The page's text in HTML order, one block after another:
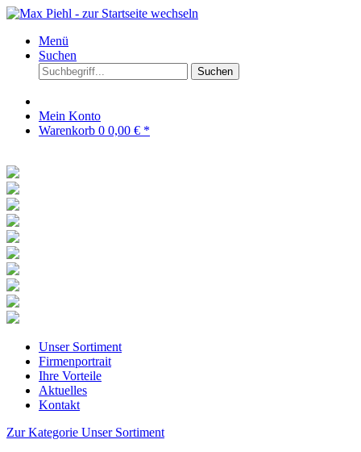
Menü
Suchen
Suchen
Mein Konto
Warenkorb 0 0,00 € *
Unser Sortiment
Firmenportrait
Ihre Vorteile
Aktuelles
Kontakt
Zur Kategorie Unser Sortiment